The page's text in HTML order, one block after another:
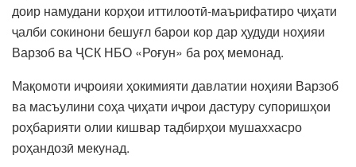
доир намудани корҳои иттилоотӣ-маърифатиро ҷиҳати
ҷалби сокинони бешуғл барои кор дар ҳудуди ноҳияи
Варзоб ва ҶСК НБО «Роғун» ба роҳ мемонад.
Мақомоти иҷроияи ҳокимияти давлатии ноҳияи Варзоб
ва масъулини соҳа ҷиҳати иҷрои дастуру супоришҳои
роҳбарияти олии кишвар тадбирҳои мушаххасро
роҳандозӣ мекунад.